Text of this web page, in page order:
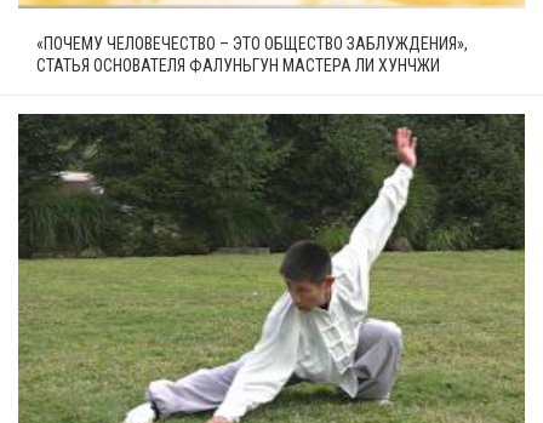
«ПОЧЕМУ ЧЕЛОВЕЧЕСТВО – ЭТО ОБЩЕСТВО ЗАБЛУЖДЕНИЯ»,
СТАТЬЯ ОСНОВАТЕЛЯ ФАЛУНЬГУН МАСТЕРА ЛИ ХУНЧЖИ